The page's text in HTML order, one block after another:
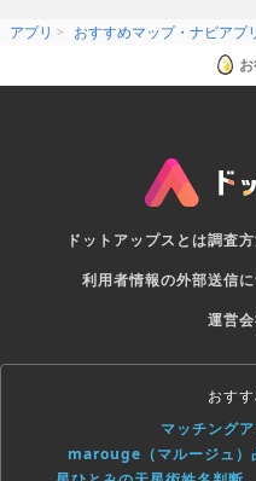
アプリ おすすめマップ・ナビアプ
ドットアップスとは調査
利用者情報の外部送信
運営
おす
マッチング
marouge（マルージュ）